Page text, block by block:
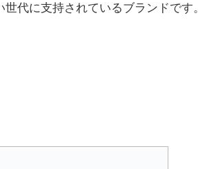
代に支持されているブランドです。